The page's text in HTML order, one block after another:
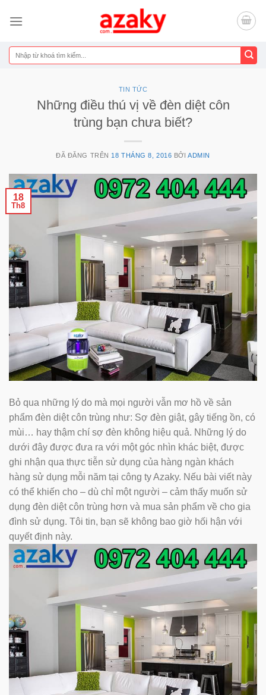
đến
dung
Tìm
kiếm:
TIN TỨC
Những điều thú vị về đèn diệt côn
trùng bạn chưa biết?
ĐÃ ĐĂNG TRÊN 18 THÁNG 8, 2016 BỞIADMIN
18
Th8
Bỏ qua những lý do mà mọi người vẫn mơ hồ về sản
phẩm đèn diệt côn trùng như: Sợ đèn giật, gây tiếng ồn, có
mùi… hay thậm chí sợ đèn không hiệu quả. Những lý do
dưới đây được đưa ra với một góc nhìn khác biệt, được
ghi nhận qua thực tiễn sử dụng của hàng ngàn khách
hàng sử dụng mỗi năm tại công ty Azaky. Nếu bài viết này
có thể khiến cho – dù chỉ một người – cảm thấy muốn sử
dụng đèn diệt côn trùng hơn và mua sản phẩm về cho gia
đình sử dụng. Tôi tin, bạn sẽ không bao giờ hối hận với
quyết định này.